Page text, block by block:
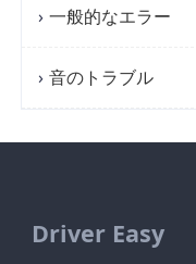
一般的なエラー
音のトラブル
Driver Easy